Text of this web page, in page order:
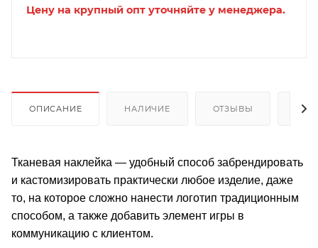
Цену на крупный опт уточняйте у менеджера.
ОПИСАНИЕ НАЛИЧИЕ ОТЗЫВЫ
Тканевая наклейка — удобный способ забрендировать
и кастомизировать практически любое изделие, даже
то, на которое сложно нанести логотип традиционным
способом, а также добавить элемент игры в
коммуникацию с клиентом.